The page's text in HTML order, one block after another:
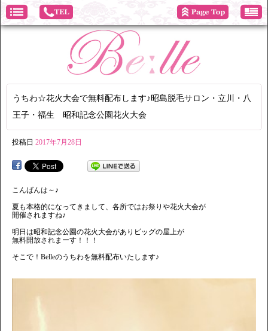
うちわ☆花火大会で無料配布します♪昭島脱毛サロン・立川・八
王子・福生 昭和記念公園花火大会
投稿日 2017年7月28日
こんばんは～♪
夏も本格的になってきまして、各所ではお祭りや花火大会が
開催されますね♪
明日は昭和記念公園の花火大会がありビッグの屋上が
無料開放されまーす！！！
そこで！Belleのうちわを無料配布いたします♪